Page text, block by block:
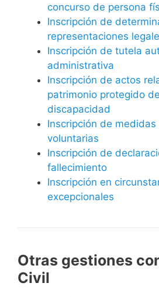
concurso de persona
Inscripción de
representaciones
Inscripción de tutela
administrativa
Inscripción de actos
patrimonio protegido
discapacidad
Inscripción de
voluntarias
Inscripción de
fallecimiento
Inscripción en
excepcionales
Otras gestiones
Civil